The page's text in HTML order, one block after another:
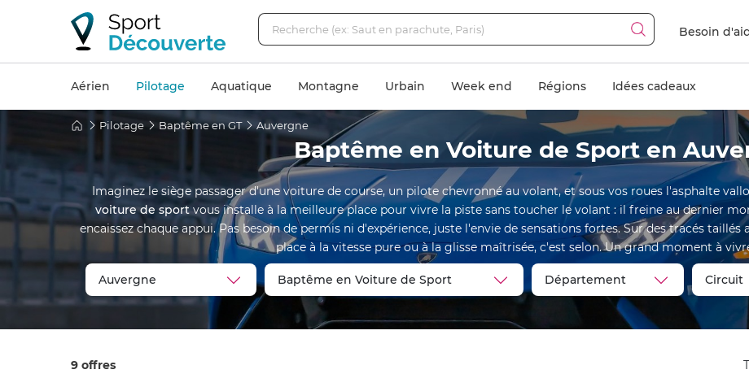
Besoin
Aérien Pilotage Aquatique Montagne Urbain Week end Régions Idées cadeaux
Pilotage Baptême en GT Auvergne
Baptême en Voiture de Sport en
Imaginez le siège passager d'une voiture de course, un pilote chevronné au volant, et sous vos roues l'asphalte
voiture de sportvous installe à la meilleure place pour vivre la piste sans toucher le volant : il freine au dernier
encaissez chaque appui. Pas besoin de permis ni d'expérience, juste l'envie de sensations fortes. Sur des tracés
place à la vitesse pure ou à la glisse maîtrisée, c'est selon. Un grand moment à
9 offres